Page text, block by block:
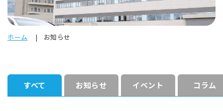
ホーム お知らせ
すべて お知らせ イベント コラム